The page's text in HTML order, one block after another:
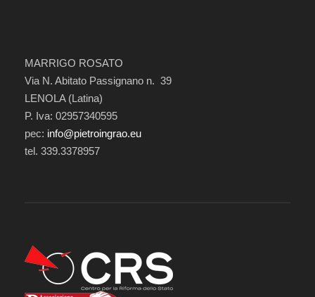
MARRIGO ROSATO
Via N. Abitato Passignano n. 39
LENOLA (Latina)
P. Iva: 02957340595
pec: info@pietroingrao.eu
tel. 339.3378957